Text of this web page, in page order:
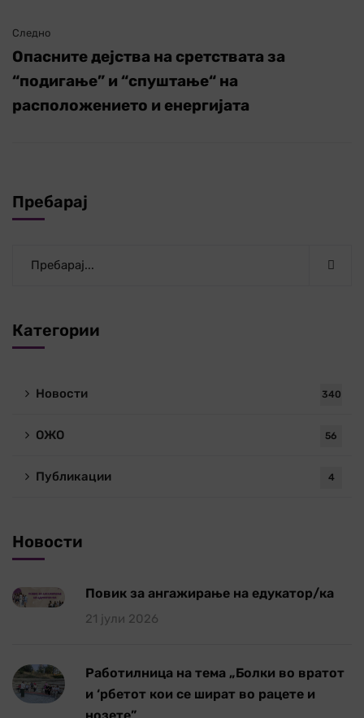
Следно
Опасните дејства на сретствата за
“подигање” и “спуштање“ на
расположението и енергијата
Пребарај
Категории
Новости 340
ОЖО 56
Публикации 4
Новости
Повик за ангажирање на едукатор/ка
21 јули 2026
Работилница на тема „Болки во вратот
и ‘рбетот кои се шират во рацете и
нозете”